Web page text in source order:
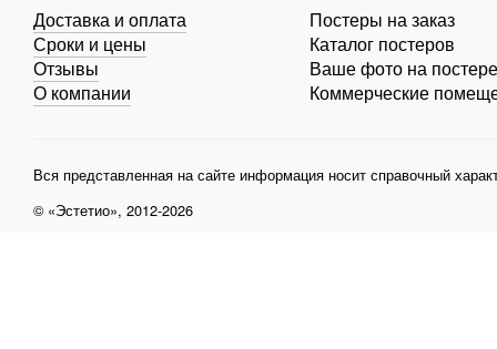
Доставка и оплата
Сроки и цены
Отзывы
О компании
Постеры на заказ
Каталог постеров
Ваше фото на постере
Коммерческие
Вся представленная на сайте информация носит справочный
© «Эстетио», 2012-2026